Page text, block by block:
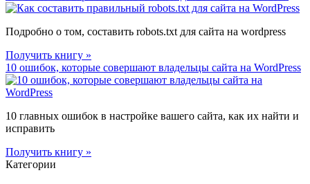
Подробно о том, составить robots.txt для сайта на wordpress
Получить книгу »
10 ошибок, которые совершают владельцы сайта на WordPress
10 главных ошибок в настройке вашего сайта, как их найти и
исправить
Получить книгу »
Категории